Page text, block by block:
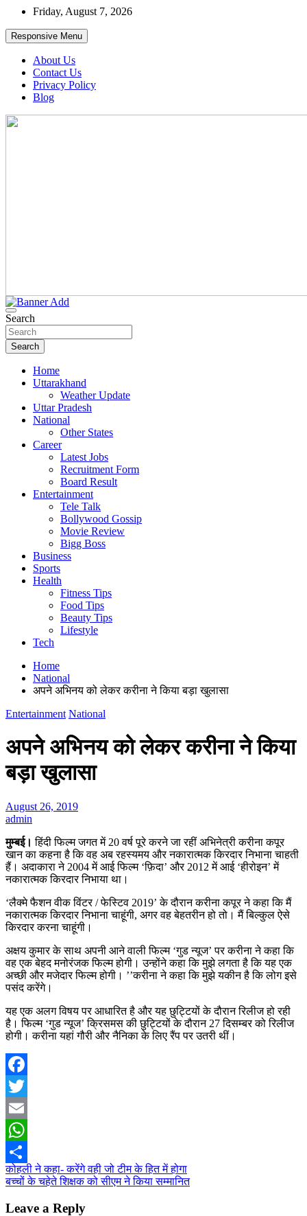
Skip
content
Friday, August 7, 2026
Responsive Menu
About Us
Contact Us
Privacy Policy
Blog
Search
Search
Home
Uttarakhand
Weather Update
Uttar Pradesh
National
Other States
Career
Latest Jobs
Recruitment Form
Board Result
Entertainment
Tele Talk
Bollywood Gossip
Movie Review
Bigg Boss
Business
Sports
Health
Fitness Tips
Food Tips
Beauty Tips
Lifestyle
Tech
Home
National
अपने अभिनय को लेकर करीना ने किया बड़ा खुलासा
Entertainment National
अपने अभिनय को लेकर करीना ने किया
बड़ा खुलासा
August 26, 2019
admin
मुम्बई। हिंदी फिल्म जगत में 20 वर्ष पूरे करने जा रहीं अभिनेत्री करीना कपूर
खान का कहना है कि वह अब रहस्यमय और नकारात्मक किरदार निभाना चाहती
हैं। अदाकारा ने 2004 में आई फिल्म ‘फ़िदा’ और 2012 में आई ‘हीरोइन’ में
नकारात्मक किरदार निभाया था।
‘लैक्मे फैशन वीक विंटर / फेस्टिव 2019’ के दौरान करीना कपूर ने कहा कि मैं
नकारात्मक किरदार निभाना चाहूंगी, अगर वह बेहतरीन हो तो। मैं बिल्कुल ऐसे
किरदार करना चाहूंगी।
अक्षय कुमार के साथ अपनी आने वाली फिल्म ‘गुड न्यूज’ पर करीना ने कहा कि
वह एक बेहद मनोरंजक फिल्म होगी। उन्होंने कहा कि मुझे लगता है कि यह एक
अच्छी और मजेदार फिल्म होगी। ’’करीना ने कहा कि मुझे यकीन है कि लोग इसे
पसंद करेंगे।
यह एक अलग विषय पर आधारित है और यह छुट्टियों के दौरान रिलीज हो रही
है। फिल्म ‘गुड न्यूज’ क्रिसमस की छुट्टियों के दौरान 27 दिसम्बर को रिलीज
होगी। करीना यहां गौरी और नैनिका के लिए रैंप पर उतरी थीं।
Facebook
Twitter
Email
WhatsApp
Share
Post
navigation
कोहली ने कहा- करेंगे वही जो टीम के हित में होगा
बच्चों के चहेते शिक्षक को सीएम ने किया सम्मानित
Leave a Reply